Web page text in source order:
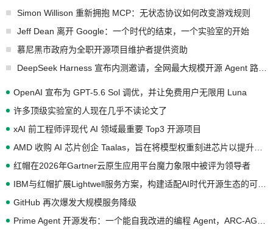
Simon Willison 重新拥抱 MCP：无状态协议如何改变游戏规则
Jeff Dean 离开 Google：一个时代的结束，一个实验室的开始
慕尼黑市政府为全职开源项目维护者提供资助
OpenAI 宣布为 GPT-5.6 Sol 调优，并让免费用户无限用 Luna
许多顶级实验室的人现在几乎不读论文了
xAI 前工程师评现代 AI 领域最重要 Top3 开源项目
红帽在2026年Gartner云原生应用平台魔力象限中被评为领导者
GitHub 再次爆发大规模服务降级